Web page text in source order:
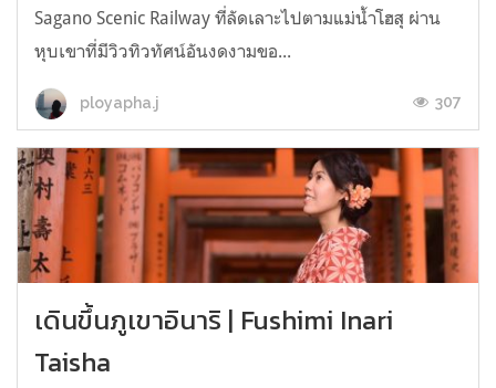
Sagano Scenic Railway ที่ลัดเลาะไปตามแม่น้ำโฮสุ ผ่าน
หุบเขาที่มีวิวทิวทัศน์อันงดงามขอ...
ployapha.j 307
เดินขึ้นภูเขาอินาริ | Fushimi Inari
Taisha